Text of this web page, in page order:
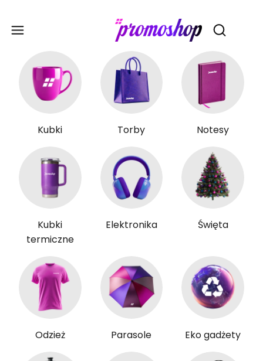
Otwórz
Kubki Torby Notesy
Kubki
termiczne
Elektronika Święta
Odzież Parasole Eko gadżety